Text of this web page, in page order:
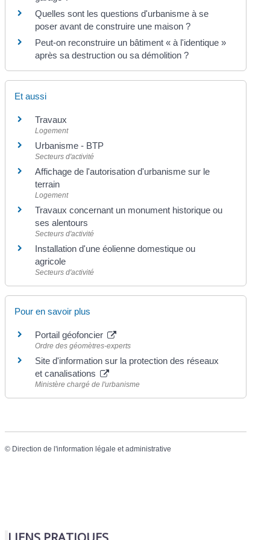
Quelles sont les questions d'urbanisme à se
poser avant de construire une maison ?
Peut-on reconstruire un bâtiment « à l'identique »
après sa destruction ou sa démolition ?
Et aussi
Travaux
Logement
Urbanisme - BTP
Secteurs d'activité
Affichage de l'autorisation d'urbanisme sur le
terrain
Logement
Travaux concernant un monument historique ou
ses alentours
Secteurs d'activité
Installation d'une éolienne domestique ou
agricole
Secteurs d'activité
Pour en savoir plus
Portail géofoncier
Ordre des géomètres-experts
Site d'information sur la protection des réseaux
et canalisations
Ministère chargé de l'urbanisme
© Direction de l'information légale et administrative